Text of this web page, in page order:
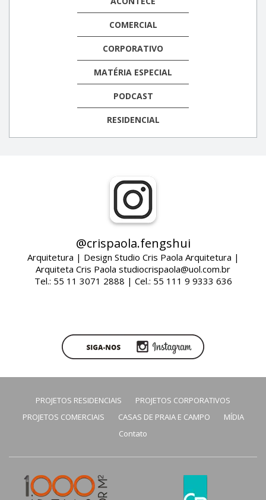
COMERCIAL
CORPORATIVO
MATÉRIA ESPECIAL
PODCAST
RESIDENCIAL
@crispaola.fengshui
Arquitetura | Design Studio Cris Paola Arquitetura |
Arquiteta Cris Paola studiocrispaola@uol.com.br
Tel.: 55 11 3071 2888 | Cel.: 55 111 9 9333 636
PROJETOS RESIDENCIAIS
PROJETOS CORPORATIVOS
PROJETOS COMERCIAIS
CASAS DE PRAIA E CAMPO
MÍDIA
Contato